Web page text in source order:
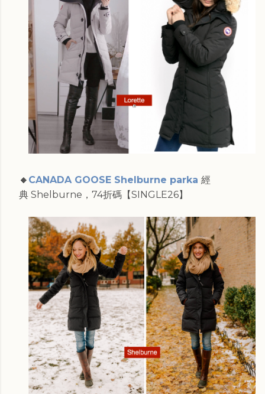
🔸 CANADA GOOSE Shelburne parka 經
典 Shelburne，74折碼【SINGLE26】